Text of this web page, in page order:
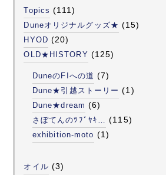
Topics (111)
Duneオリジナルグッズ★ (15)
HYOD (20)
OLD★HISTORY (125)
DuneのFIへの道 (7)
Dune★引越ストーリー (1)
Dune★dream (6)
さぼてんのﾂﾌﾞﾔｷ… (115)
exhibition-moto (1)
オイル (3)